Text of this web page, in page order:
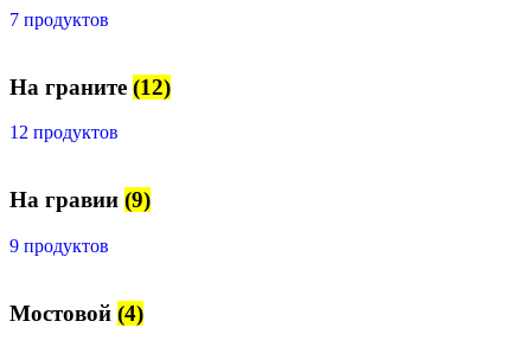
7 продуктов
На граните (12)
12 продуктов
На гравии (9)
9 продуктов
Мостовой (4)